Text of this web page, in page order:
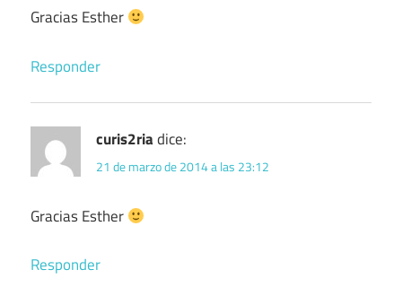
Gracias Esther
Responder
curis2riadice:
21 de marzo de 2014 a las 23:12
Gracias Esther
Responder